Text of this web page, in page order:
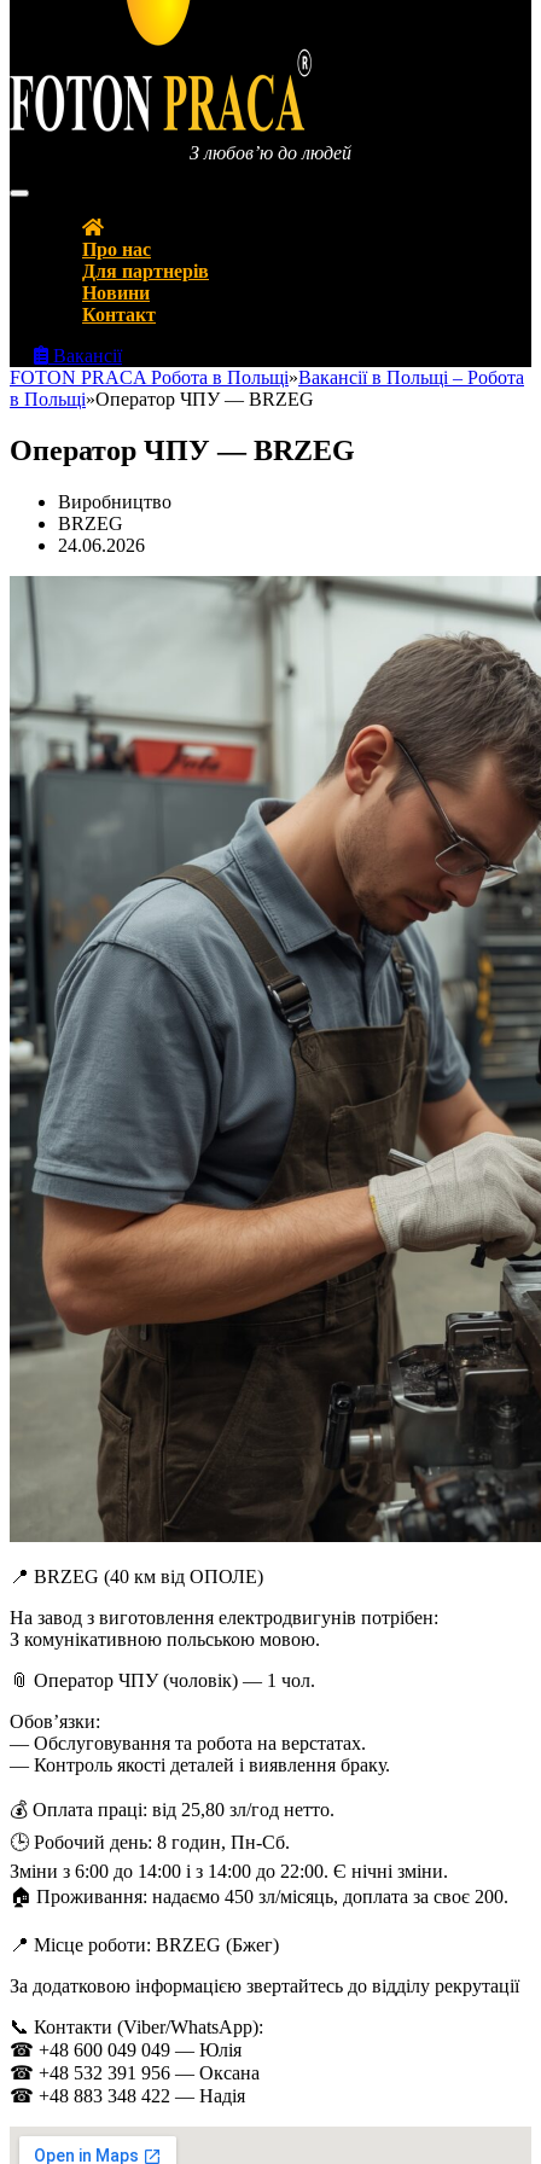
З любов’ю до людей
Про нас
Для партнерів
Новини
Контакт
Вакансії
FOTON PRACA Робота в Польщі»Вакансії в Польщі – Робота
в Польщі»Оператор ЧПУ — BRZEG
Оператор ЧПУ — BRZEG
Виробництво
BRZEG
24.06.2026
📍 BRZEG (40 км від ОПОЛЕ)
На завод з виготовлення електродвигунів потрібен:
З комунікативною польською мовою.
📎 Оператор ЧПУ (чоловік) — 1 чол.
Обов’язки:
— Обслуговування та робота на верстатах.
— Контроль якості деталей і виявлення браку.
💰 Оплата праці: від 25,80 зл/год нетто.
🕒 Робочий день: 8 годин, Пн-Сб.
Зміни з 6:00 до 14:00 і з 14:00 до 22:00. Є нічні зміни.
🏠 Проживання: надаємо 450 зл/місяць, доплата за своє 200.
📍 Місце роботи: BRZEG (Бжег)
За додатковою інформацією звертайтесь до відділу рекрутації
📞 Контакти (Viber/WhatsApp):
☎ +48 600 049 049 — Юлія
☎ +48 532 391 956 — Оксана
☎ +48 883 348 422 — Надія